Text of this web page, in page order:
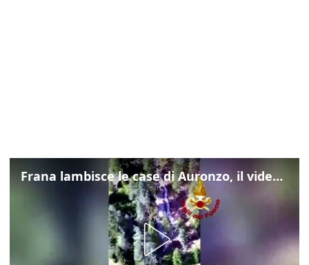
Frana lambisce le case di Auronzo, il video dall'elicottero dei vigili del fuoco